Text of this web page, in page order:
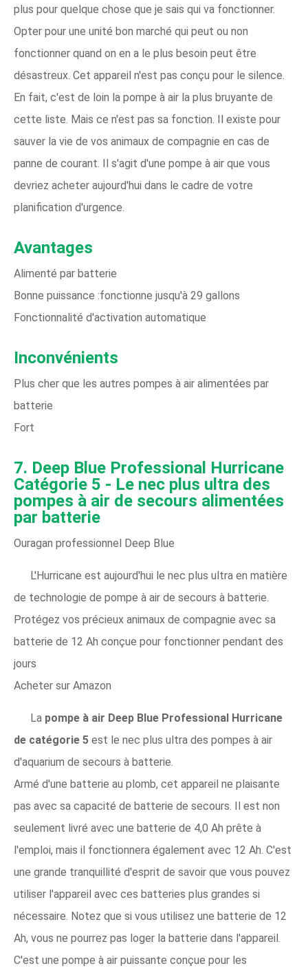
plus pour quelque chose que je sais qui va fonctionner.
Opter pour une unité bon marché qui peut ou non
fonctionner quand on en a le plus besoin peut être
désastreux. Cet appareil n'est pas conçu pour le silence.
En fait, c'est de loin la pompe à air la plus bruyante de
cette liste. Mais ce n'est pas sa fonction. Il existe pour
sauver la vie de vos animaux de compagnie en cas de
panne de courant. Il s'agit d'une pompe à air que vous
devriez acheter aujourd'hui dans le cadre de votre
planification d'urgence.
Avantages
Alimenté par batterie
Bonne puissance :fonctionne jusqu'à 29 gallons
Fonctionnalité d'activation automatique
Inconvénients
Plus cher que les autres pompes à air alimentées par
batterie
Fort
7. Deep Blue Professional Hurricane
Catégorie 5 - Le nec plus ultra des
pompes à air de secours alimentées
par batterie
Ouragan professionnel Deep Blue
L'Hurricane est aujourd'hui le nec plus ultra en matière
de technologie de pompe à air de secours à batterie.
Protégez vos précieux animaux de compagnie avec sa
batterie de 12 Ah conçue pour fonctionner pendant des
jours
Acheter sur Amazon
La pompe à air Deep Blue Professional Hurricane
de catégorie 5 est le nec plus ultra des pompes à air
d'aquarium de secours à batterie.
Armé d'une batterie au plomb, cet appareil ne plaisante
pas avec sa capacité de batterie de secours. Il est non
seulement livré avec une batterie de 4,0 Ah prête à
l'emploi, mais il fonctionnera également avec 12 Ah. C'est
une grande tranquillité d'esprit de savoir que vous pouvez
utiliser l'appareil avec ces batteries plus grandes si
nécessaire. Notez que si vous utilisez une batterie de 12
Ah, vous ne pourrez pas loger la batterie dans l'appareil.
C'est une pompe à air puissante conçue pour les